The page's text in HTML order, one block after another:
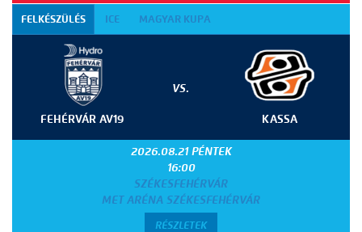
FELKÉSZÜLÉS ICE MAGYAR KUPA
FEHÉRVÁR AV19
VS.
KASSA
2026.08.21 PÉNTEK
16:00
SZÉKESFEHÉRVÁR
MET ARÉNA SZÉKESFEHÉRVÁR
RÉSZLETEK